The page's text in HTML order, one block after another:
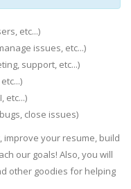
etc...)
issues, etc...)
support, etc...)
etc...)
close issues)
improve your resume, build
our goals! Also, you will
other goodies for helping